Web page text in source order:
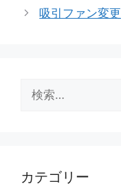
リ
吸引ファン変更
索:
カテゴリー